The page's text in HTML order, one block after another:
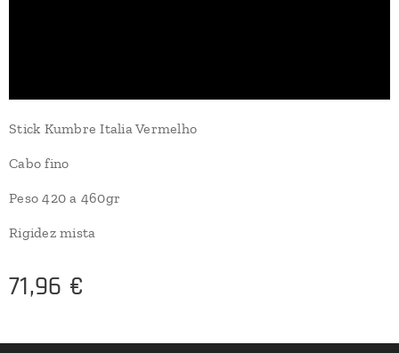
Stick Kumbre Italia Vermelho
Cabo fino
Peso 420 a 460gr
Rigidez mista
71,96 €